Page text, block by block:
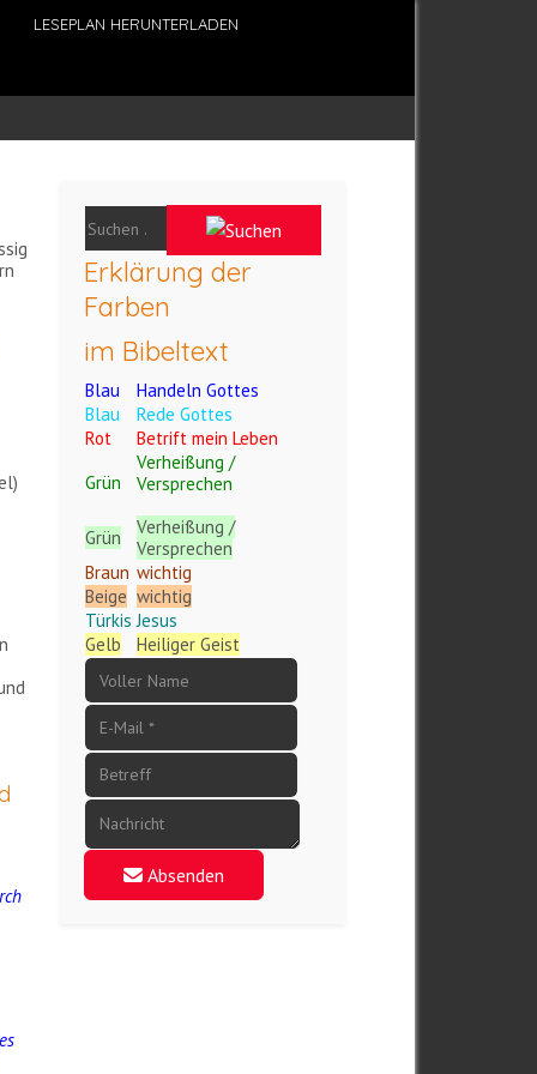
LESEPLAN HERUNTERLADEN
Erklärung der
Farben
im Bibeltext
Blau
Handeln Gottes
Blau
Rede Gottes
Rot
Betrift mein Leben
Grün
Verheißung /
Versprechen
Grün
Verheißung /
Versprechen
Braun wichtig
Beige wichtig
Türkis Jesus
Gelb
Heiliger Geist
Absenden